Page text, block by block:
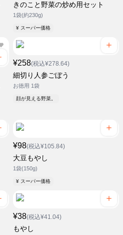
きのこと野菜の炒め用セット
1袋(約230g)
¥ スーパー価格
¥258(税込¥278.64)
細切り人参ごぼう
お徳用 1袋
顔が見える野菜。
¥98(税込¥105.84)
大豆もやし
1袋(150g)
¥ スーパー価格
¥38(税込¥41.04)
もやし